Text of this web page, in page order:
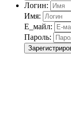
Логин:
Имя:
Е_майл:
Пароль: